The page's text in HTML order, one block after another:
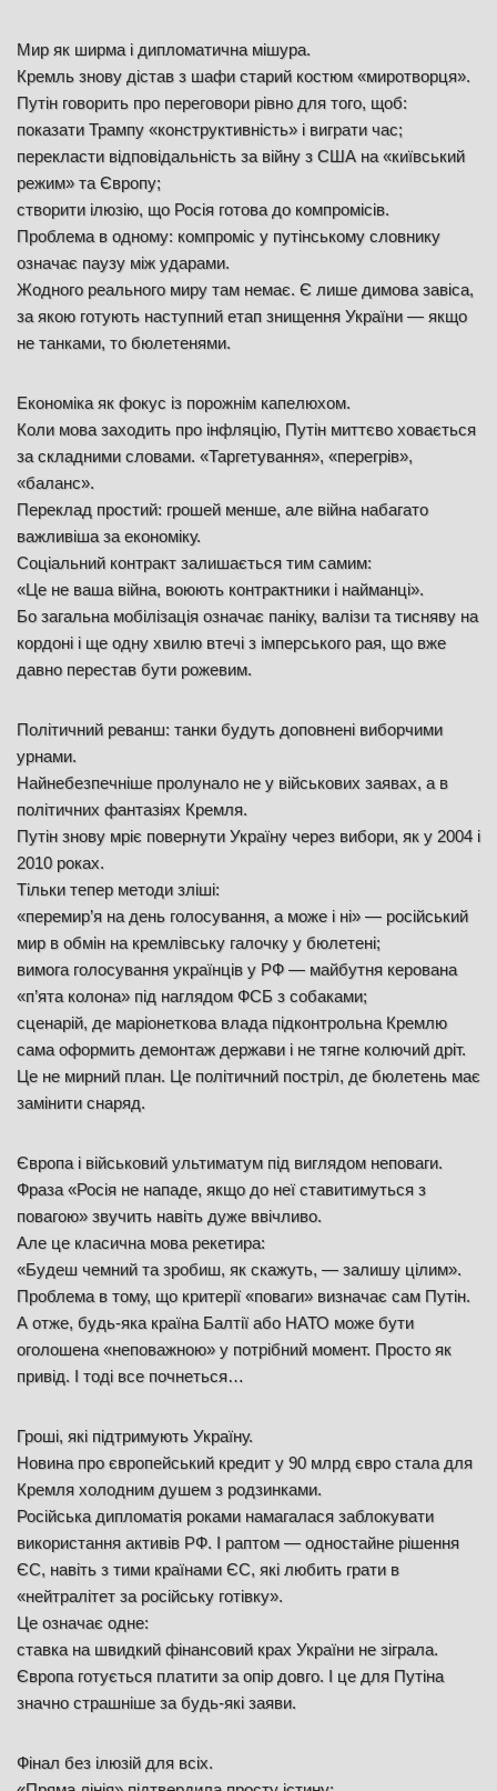
Мир як ширма і дипломатична мішура.
Кремль знову дістав з шафи старий костюм «миротворця».
Путін говорить про переговори рівно для того, щоб:
показати Трампу «конструктивність» і виграти час;
перекласти відповідальність за війну з США на «київський
режим» та Європу;
створити ілюзію, що Росія готова до компромісів.
Проблема в одному: компроміс у путінському словнику
означає паузу між ударами.
Жодного реального миру там немає. Є лише димова завіса,
за якою готують наступний етап знищення України — якщо
не танками, то бюлетенями.
Економіка як фокус із порожнім капелюхом.
Коли мова заходить про інфляцію, Путін миттєво ховається
за складними словами. «Таргетування», «перегрів»,
«баланс».
Переклад простий: грошей менше, але війна набагато
важливіша за економіку.
Соціальний контракт залишається тим самим:
«Це не ваша війна, воюють контрактники і найманці».
Бо загальна мобілізація означає паніку, валізи та тисняву на
кордоні і ще одну хвилю втечі з імперського рая, що вже
давно перестав бути рожевим.
Політичний реванш: танки будуть доповнені виборчими
урнами.
Найнебезпечніше пролунало не у військових заявах, а в
політичних фантазіях Кремля.
Путін знову мріє повернути Україну через вибори, як у 2004 і
2010 роках.
Тільки тепер методи зліші:
«перемир’я на день голосування, а може і ні» — російський
мир в обмін на кремлівську галочку у бюлетені;
вимога голосування українців у РФ — майбутня керована
«п’ята колона» під наглядом ФСБ з собаками;
сценарій, де маріонеткова влада підконтрольна Кремлю
сама оформить демонтаж держави і не тягне колючий дріт.
Це не мирний план. Це політичний постріл, де бюлетень має
замінити снаряд.
Європа і військовий ультиматум під виглядом неповаги.
Фраза «Росія не нападе, якщо до неї ставитимуться з
повагою» звучить навіть дуже ввічливо.
Але це класична мова рекетира:
«Будеш чемний та зробиш, як скажуть, — залишу цілим».
Проблема в тому, що критерії «поваги» визначає сам Путін.
А отже, будь-яка країна Балтії або НАТО може бути
оголошена «неповажною» у потрібний момент. Просто як
привід. І тоді все почнеться…
Гроші, які підтримують Україну.
Новина про європейський кредит у 90 млрд євро стала для
Кремля холодним душем з родзинками.
Російська дипломатія роками намагалася заблокувати
використання активів РФ. І раптом — одностайне рішення
ЄС, навіть з тими країнами ЄС, які любить грати в
«нейтралітет за російську готівку».
Це означає одне:
ставка на швидкий фінансовий крах України не зіграла.
Європа готується платити за опір довго. І це для Путіна
значно страшніше за будь-які заяви.
Фінал без ілюзій для всіх.